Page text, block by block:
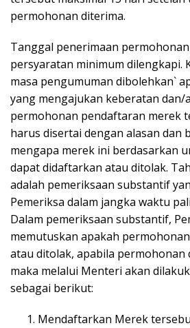
permohonan diterima.
Tanggal penerimaan
persyaratan minimum dilengkapi.
masa pengumuman dibolehkan`
yang mengajukan keberatan dan/
permohonan pendaftaran merek
harus disertai dengan alasan dan
mengapa merek ini berdasarkan
dapat didaftarkan atau ditolak.
adalah pemeriksaan substantif
Pemeriksa dalam jangka waktu
Dalam pemeriksaan substantif,
memutuskan apakah
atau ditolak, apabila permohonan
maka melalui Menteri akan
sebagai berikut:
Mendaftarkan Merek